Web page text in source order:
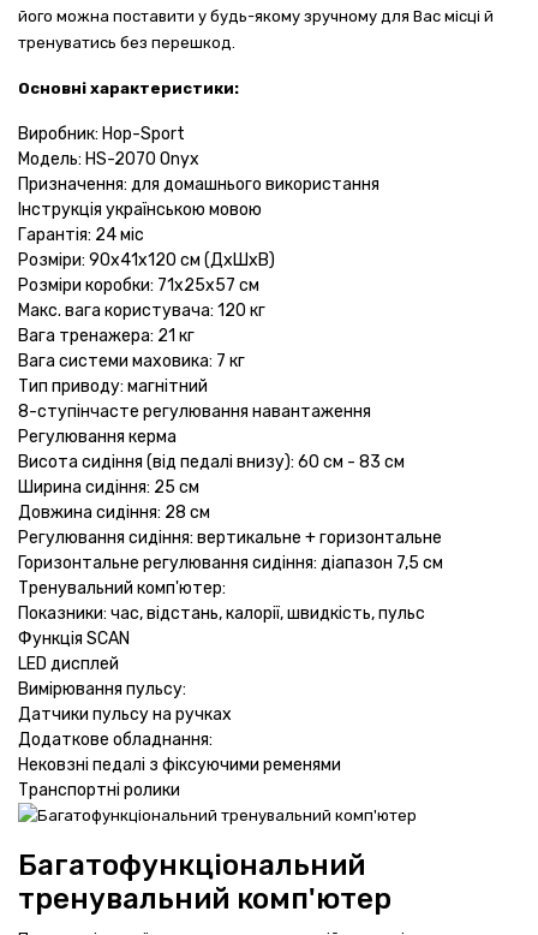
його можна поставити у будь-якому зручному для Вас місці й
тренуватись без перешкод.
Основні характеристики:
Виробник: Hop-Sport
Модель: HS-2070 Onyx
Призначення: для домашнього використання
Інструкція українською мовою
Гарантія: 24 міс
Розміри: 90х41х120 см (ДхШхВ)
Розміри коробки: 71х25х57 см
Макс. вага користувача: 120 кг
Вага тренажера: 21 кг
Вага системи маховика: 7 кг
Тип приводу: магнітний
8-ступінчасте регулювання навантаження
Регулювання керма
Висота сидіння (від педалі внизу): 60 см - 83 см
Ширина сидіння: 25 см
Довжина сидіння: 28 см
Регулювання сидіння: вертикальне + горизонтальне
Горизонтальне регулювання сидіння: діапазон 7,5 см
Тренувальний комп'ютер:
Показники: час, відстань, калорії, швидкість, пульс
Функція SCAN
LED дисплей
Вимірювання пульсу:
Датчики пульсу на ручках
Додаткове обладнання:
Нековзні педалі з фіксуючими ременями
Транспортні ролики
Багатофункціональний
тренувальний комп'ютер